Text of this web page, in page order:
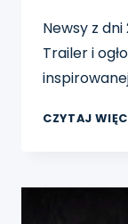
Newsy z
Trailer i
CZYTAJ